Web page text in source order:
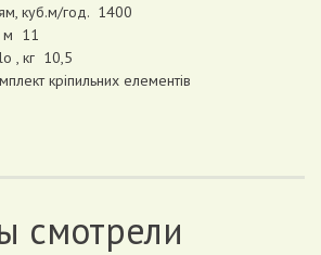
куб.м/год. 1400
м 11
, кг 10,5
кріпильних елементів
смотрели